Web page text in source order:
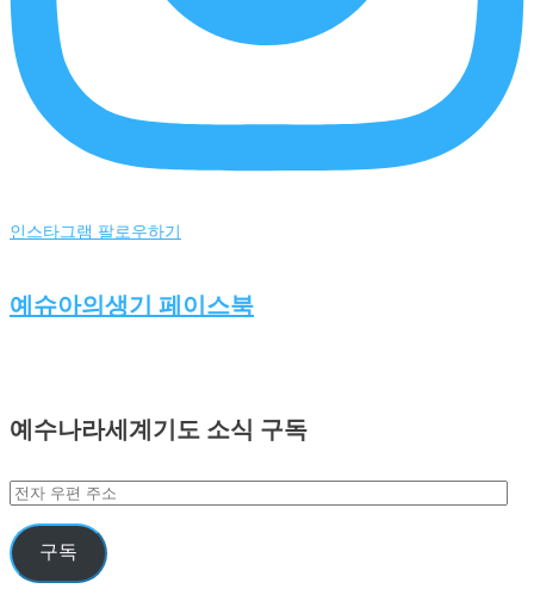
인스타그램 팔로우하기
예슈아의생기 페이스북
예수나라세계기도 소식 구독
전
우
편
구독